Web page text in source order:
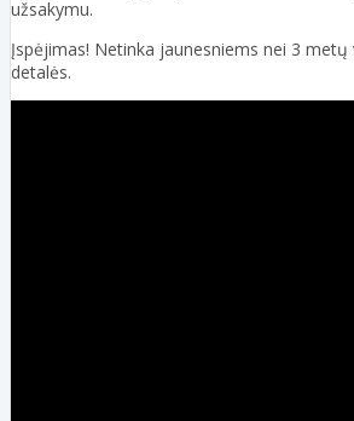
užsakymu.
Įspėjimas! Netinka jaunesniems nei 3 metų
detalės.